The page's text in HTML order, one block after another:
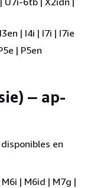
| I4i | I7i | I7ie
| P5en
— ap-
en
| M6id | M7g |